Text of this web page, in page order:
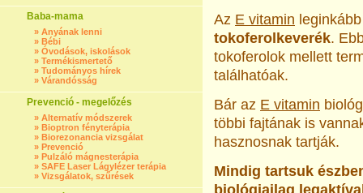
Baba-mama
» Anyának lenni
» Bébi
» Óvodások, iskolások
» Termékismertető
» Tudományos hírek
» Várandósság
Prevenció - megelőzés
» Alternatív módszerek
» Bioptron fényterápia
» Biorezonancia vizsgálat
» Prevenció
» Pulzáló mágnesterápia
» SAFE Laser Lágylézer terápia
» Vizsgálatok, szűrések
Az E vitamin
tokoferolkeverék.
tokoferolok mellett
találhatóak.
Bár az E vitamin
többi fajtának is
hasznosnak tartják.
Mindig tartsuk
biológiailag